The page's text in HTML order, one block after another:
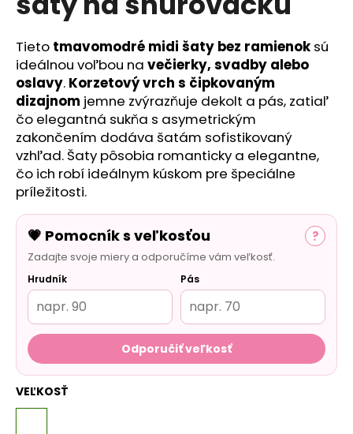
Tieto tmavomodré midi šaty bez ramienok sú
ideálnou voľbou na večierky, svadby alebo
oslavy. Korzetový vrch s čipkovaným
dizajnom jemne zvýrazňuje dekolt a pás, zatiaľ
čo elegantná sukňa s asymetrickým
zakončením dodáva šatám sofistikovaný
vzhľad. Šaty pôsobia romanticky a elegantne,
čo ich robí ideálnym kúskom pre špeciálne
príležitosti.
💗 Pomocník s veľkosťou ?
Zadajte svoje miery a odporučíme vám veľkosť.
Hrudník Pás
Odporučiť veľkosť
VEĽKOSŤ
a
m
e